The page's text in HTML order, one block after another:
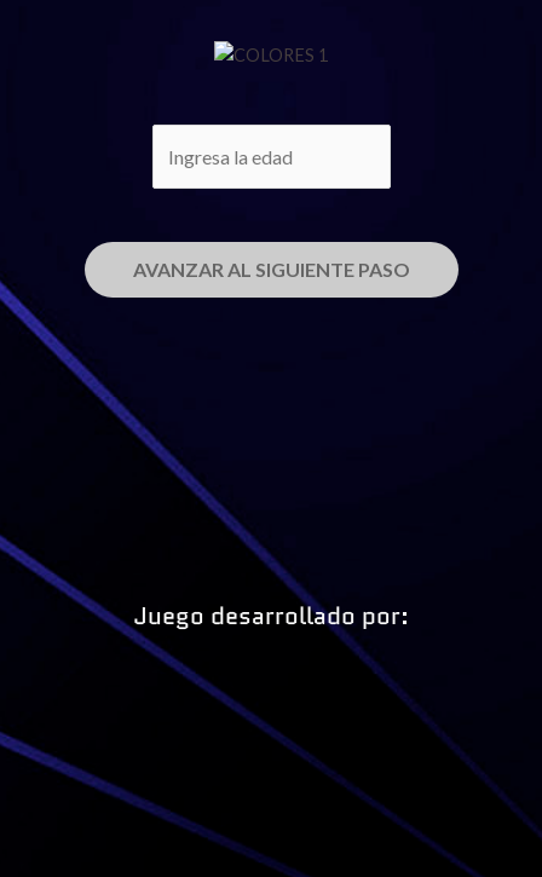
AVANZAR AL SIGUIENTE PASO
Juego desarrollado por: